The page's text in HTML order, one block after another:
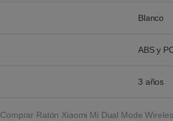
Blanco
ABS y
3 años
Comprar Ratón Xiaomi Mi Dual Mode